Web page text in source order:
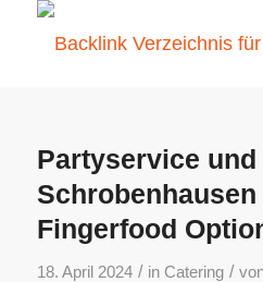
Partyservice und
Fingerfood
18. April 2024 / in Catering /